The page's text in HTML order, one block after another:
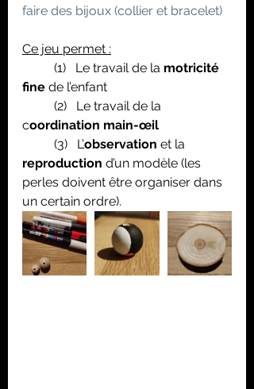
faire des bijoux (collier et bracelet)
Ce jeu permet :
	(1)   Le travail de la
motricité
fine de l’enfant
coordination main-œil
	(3)   L’
observation et la
reproduction d’un modèle (les
perles doivent être organiser dans
un certain ordre).